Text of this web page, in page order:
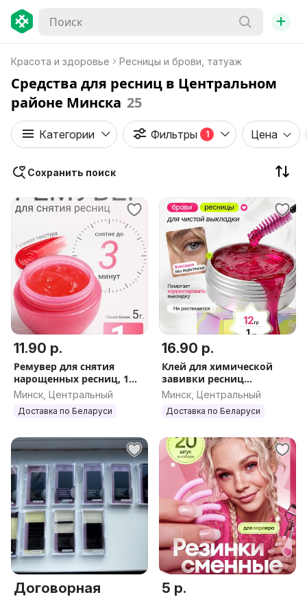
+
Красота и здоровье Ресницы и брови, татуаж
Средства для ресниц в Центральном
районе Минска 25
Категории Фильтры 1 Цена
Сохранить поиск
11.90 р.
Ремувер для снятия
нарощенных ресниц, 1
шт
Минск, Центральный
Доставка по Беларуси
16.90 р.
Клей для химической
завивки ресниц
розовый, прозрачный
Минск, Центральный
Доставка по Беларуси
Договорная 5 р.